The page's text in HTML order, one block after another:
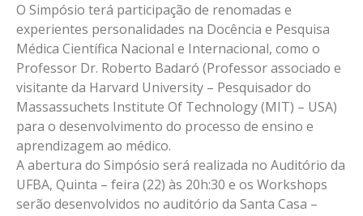
O Simpósio terá participação de renomadas e
experientes personalidades na Docência e Pesquisa
Médica Científica Nacional e Internacional, como o
Professor Dr. Roberto Badaró (Professor associado e
visitante da Harvard University – Pesquisador do
Massassuchets Institute Of Technology (MIT) – USA)
para o desenvolvimento do processo de ensino e
aprendizagem ao médico.
A abertura do Simpósio será realizada no Auditório da
UFBA, Quinta – feira (22) às 20h:30 e os Workshops
serão desenvolvidos no auditório da Santa Casa –